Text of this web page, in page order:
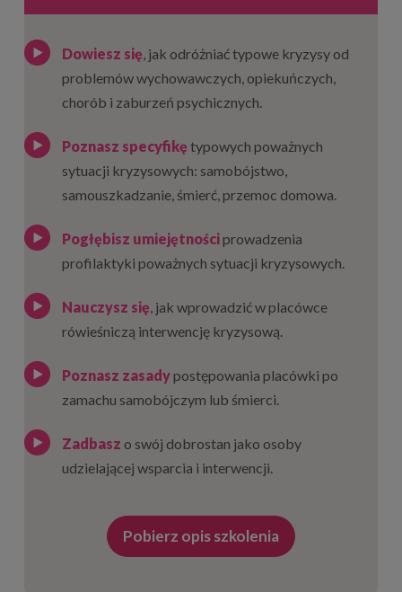
Dowiesz się, jak odróżniać typowe kryzysy od
problemów wychowawczych, opiekuńczych,
chorób i zaburzeń psychicznych.
Poznasz specyfikę typowych poważnych
sytuacji kryzysowych: samobójstwo,
samouszkadzanie, śmierć, przemoc domowa.
Pogłębisz umiejętnościprowadzenia
profilaktyki poważnych sytuacji kryzysowych.
Nauczysz się, jak wprowadzić w placówce
rówieśniczą interwencję kryzysową.
Poznasz zasadypostępowania placówki po
zamachu samobójczym lub śmierci.
Zadbasz o swój dobrostan jako osoby
udzielającej wsparcia i interwencji.
Pobierz opis szkolenia